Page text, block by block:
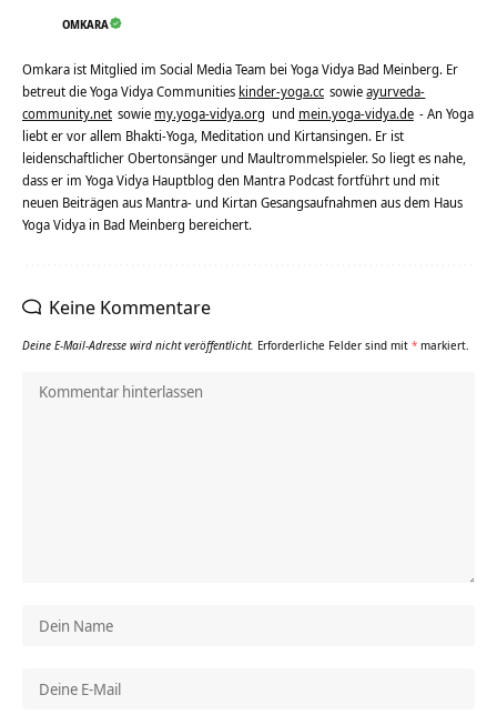
OMKARA
Omkara ist Mitglied im Social Media Team bei Yoga Vidya Bad Meinberg. Er
betreut die Yoga Vidya Communities kinder-yoga.cc sowieayurveda-
community.net sowie my.yoga-vidya.org und mein.yoga-vidya.de - An Yoga
liebt er vor allem Bhakti-Yoga, Meditation und Kirtansingen. Er ist
leidenschaftlicher Obertonsänger und Maultrommelspieler. So liegt es nahe,
dass er im Yoga Vidya Hauptblog den Mantra Podcast fortführt und mit
neuen Beiträgen aus Mantra- und Kirtan Gesangsaufnahmen aus dem Haus
Yoga Vidya in Bad Meinberg bereichert.
Keine Kommentare
Deine E-Mail-Adresse wird nicht veröffentlicht. Erforderliche Felder sind mit * markiert.